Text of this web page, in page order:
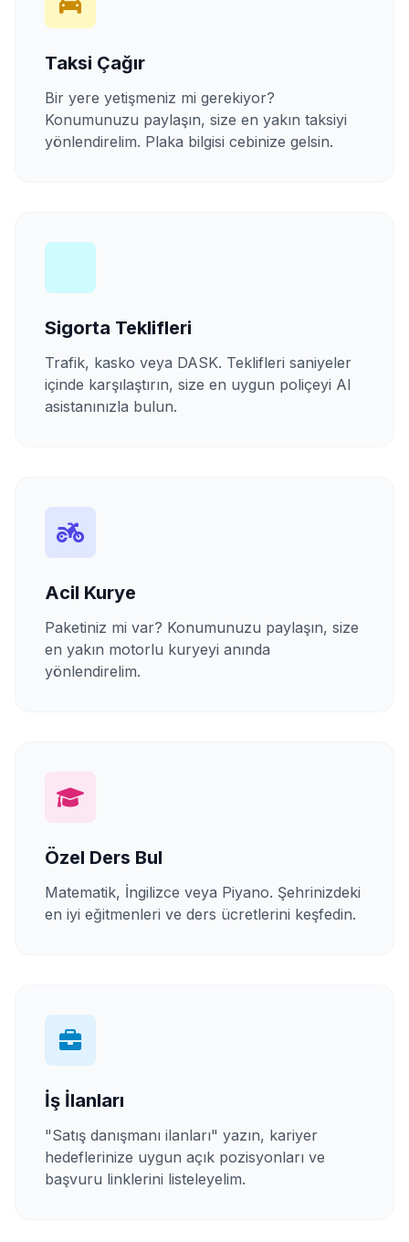
Taksi Çağır
Bir yere yetişmeniz mi gerekiyor?
Konumunuzu paylaşın, size en yakın taksiyi
yönlendirelim. Plaka bilgisi cebinize gelsin.
Sigorta Teklifleri
Trafik, kasko veya DASK. Teklifleri saniyeler
içinde karşılaştırın, size en uygun poliçeyi AI
asistanınızla bulun.
Acil Kurye
Paketiniz mi var? Konumunuzu paylaşın, size
en yakın motorlu kuryeyi anında
yönlendirelim.
Özel Ders Bul
Matematik, İngilizce veya Piyano. Şehrinizdeki
en iyi eğitmenleri ve ders ücretlerini keşfedin.
İş İlanları
"Satış danışmanı ilanları" yazın, kariyer
hedeflerinize uygun açık pozisyonları ve
başvuru linklerini listeleyelim.